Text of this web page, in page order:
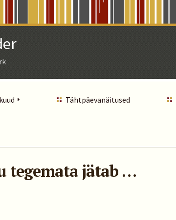
Tähtpäevanäitused
tegemata jätab …